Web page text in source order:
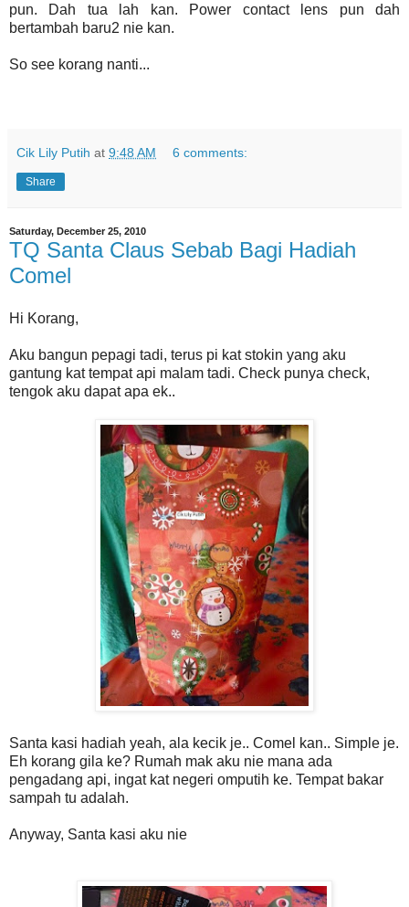
pun. Dah tua lah kan. Power contact lens pun dah
bertambah baru2 nie kan.
So see korang nanti...
Cik Lily Putih at 9:48 AM 6 comments:
Share
Saturday, December 25, 2010
TQ Santa Claus Sebab Bagi Hadiah
Comel
Hi Korang,
Aku bangun pepagi tadi, terus pi kat stokin yang aku
gantung kat tempat api malam tadi. Check punya check,
tengok aku dapat apa ek..
Santa kasi hadiah yeah, ala kecik je.. Comel kan.. Simple je.
Eh korang gila ke? Rumah mak aku nie mana ada
pengadang api, ingat kat negeri omputih ke. Tempat bakar
sampah tu adalah.
Anyway, Santa kasi aku nie